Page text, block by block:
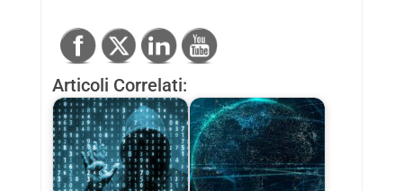
Articoli Correlati: